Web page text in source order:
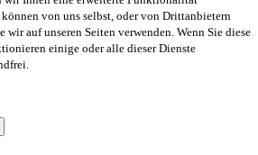
von uns selbst, oder von Drittanbietern
wir auf unseren Seiten verwenden. Wenn Sie diese
einige oder alle dieser Dienste